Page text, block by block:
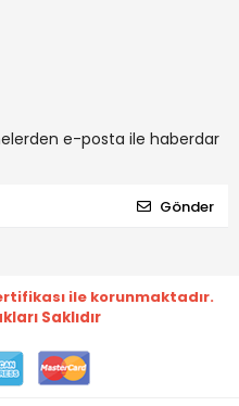
e-posta ile haberdar
Gönder
ile korunmaktadır.
Saklıdır